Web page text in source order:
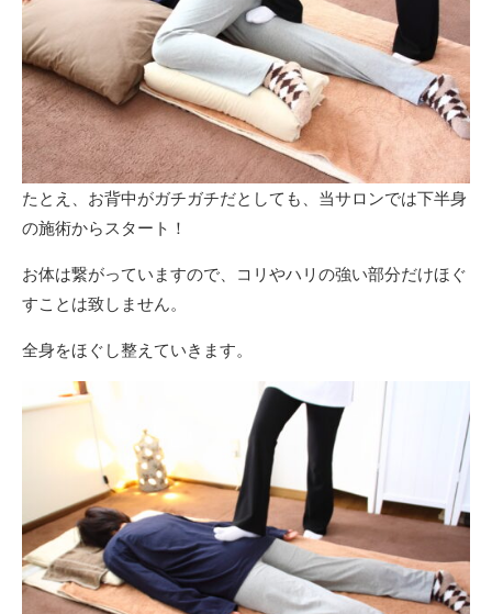
たとえ、お背中がガチガチだとしても、当サロンでは下半身
の施術からスタート！
お体は繋がっていますので、コリやハリの強い部分だけほぐ
すことは致しません。
全身をほぐし整えていきます。